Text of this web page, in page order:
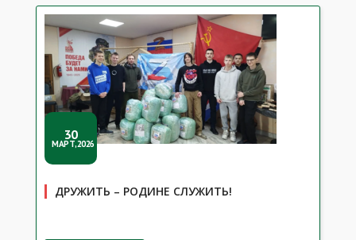
30
МАРТ,2026
ДРУЖИТЬ – РОДИНЕ СЛУЖИТЬ!